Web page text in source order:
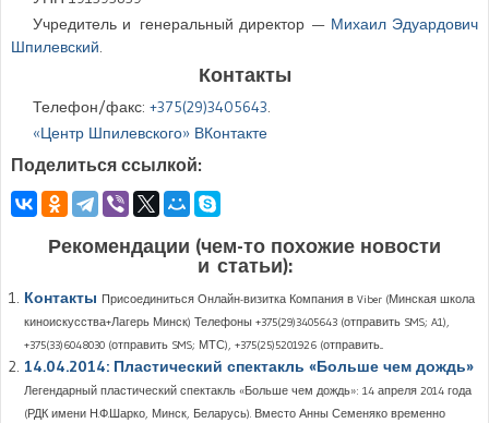
Учредитель и генеральный директор — Михаил Эдуардович
Шпилевский.
Контакты
Телефон/факс: +375(29)3405643.
«Центр Шпилевского» ВКонтакте
Поделиться ссылкой:
Рекомендации (чем-то похожие новости
и статьи):
Контакты Присоединиться Онлайн-визитка Компания в Viber (Минская школа
киноискусства+Лагерь Минск) Телефоны +375(29)3405643 (отправить SMS; A1),
+375(33)6048030 (отправить SMS; МТС), +375(25)5201926 (отправить...
14.04.2014: Пластический спектакль «Больше чем дождь»
Легендарный пластический спектакль «Больше чем дождь»: 14 апреля 2014 года
(РДК имени Н.Ф.Шарко, Минск, Беларусь). Вместо Анны Семеняко временно